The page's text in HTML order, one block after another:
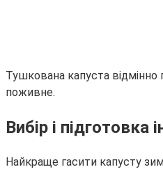
Тушкована капуста відмінно
поживне.
Вибір і підготовка
Найкраще гасити капусту